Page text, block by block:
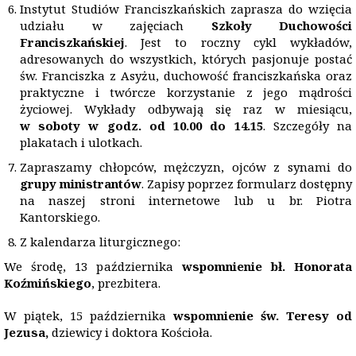
Instytut Studiów Franciszkańskich zaprasza do wzięcia
udziału w zajęciach Szkoły Duchowości
Franciszkańskiej. Jest to roczny cykl wykładów,
adresowanych do wszystkich, których pasjonuje postać
św. Franciszka z Asyżu, duchowość franciszkańska oraz
praktyczne i twórcze korzystanie z jego mądrości
życiowej. Wykłady odbywają się raz w miesiącu,
w soboty w godz. od 10.00 do 14.15. Szczegóły na
plakatach i ulotkach.
Zapraszamy chłopców, mężczyzn, ojców z synami do
grupy ministrantów. Zapisy poprzez formularz dostępny
na naszej stroni internetowe lub u br. Piotra
Kantorskiego.
Z kalendarza liturgicznego:
We środę, 13 października wspomnienie bł. Honorata
Koźmińskiego, prezbitera.
W piątek, 15 października wspomnienie św. Teresy od
Jezusa, dziewicy i doktora Kościoła.